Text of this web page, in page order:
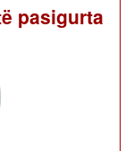
pasigurta